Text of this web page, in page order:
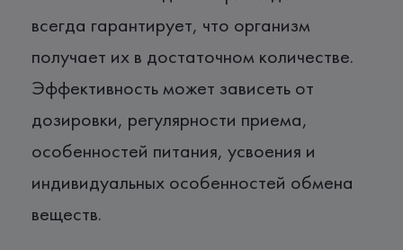
всегда гарантирует, что организм
получает их в достаточном количестве.
Эффективность может зависеть от
дозировки, регулярности приема,
особенностей питания, усвоения и
индивидуальных особенностей обмена
веществ.